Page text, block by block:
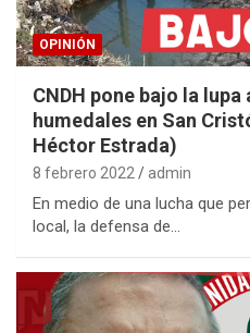
OPINIÓN
CNDH pone bajo la
humedales en San
Héctor Estrada)
8 febrero 2022 admin
En medio de una lucha que
local, la defensa de…